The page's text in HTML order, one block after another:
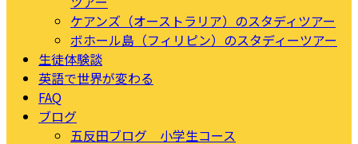
ケアンズ（オーストラリア）のスタディツアー
ボホール島（フィリピン）のスタディーツアー
生徒体験談
英語で世界が変わる
FAQ
ブログ
五反田ブログ 小学生コース